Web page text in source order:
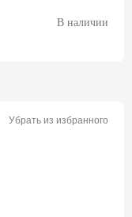
В наличии
Убрать из избранного